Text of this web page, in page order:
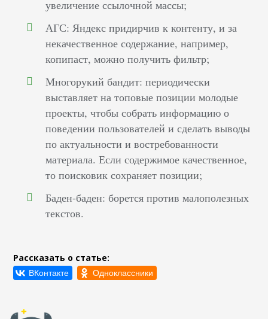
увеличение ссылочной массы;
АГС: Яндекс придирчив к контенту, и за
некачественное содержание, например,
копипаст, можно получить фильтр;
Многорукий бандит: периодически
выставляет на топовые позиции молодые
проекты, чтобы собрать информацию о
поведении пользователей и сделать выводы
по актуальности и востребованности
материала. Если содержимое качественное,
то поисковик сохраняет позиции;
Баден-баден: борется против малополезных
текстов.
Рассказать о статье: